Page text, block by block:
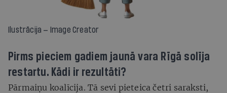
Ilustrācija — Image Creator
Pirms pieciem gadiem jaunā vara Rīgā solīja
restartu. Kādi ir rezultāti?
Pārmaiņu koalīcija. Tā sevi pieteica četri saraksti,